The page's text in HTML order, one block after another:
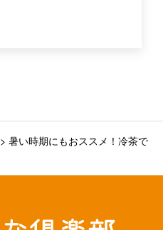
> 暑い時期にもおススメ！冷茶で